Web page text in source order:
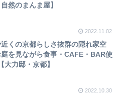
然のまんま屋】
2022.11.02
くの京都らしさ抜群の隠れ家空
を見ながら食事・CAFE・BAR使
大力邸・京都】
2022.10.30